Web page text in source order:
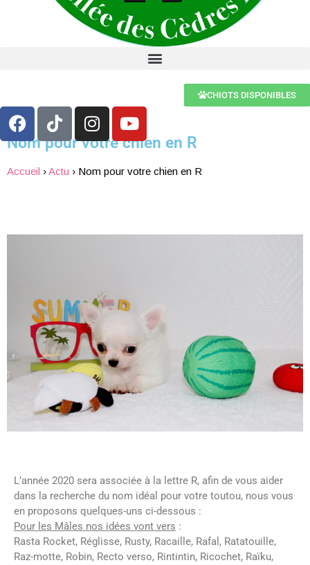
CHIOTS DISPONIBLES
Nom pour votre chien en R
Accueil ›Actu › Nom pour votre chien en R
L’année 2020 sera associée à la lettre R, afin de vous aider
dans la recherche du nom idéal pour votre toutou, nous vous
en proposons quelques-uns ci-dessous :
Pour les Mâles nos idées vont vers :
Rasta Rocket, Réglisse, Rusty, Racaille, Rafal, Ratatouille,
Raz-motte, Robin, Recto verso, Rintintin, Ricochet, Raïku,